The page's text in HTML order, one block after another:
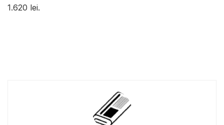
1.620 lei.